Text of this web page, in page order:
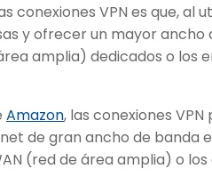
conexiones VPN es que, al
y ofrecer un mayor
amplia) dedicados o los
Amazon, las conexiones
de gran ancho de banda
(red de área amplia) o